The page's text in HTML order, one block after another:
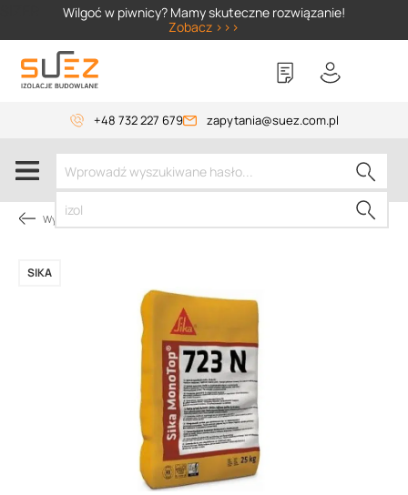
Wilgoć w piwnicy? Mamy skuteczne rozwiązanie!
Zobacz >>>
+48 732 227 679 zapytania@suez.com.pl
Wylewki, materiały do betonu
SIKA